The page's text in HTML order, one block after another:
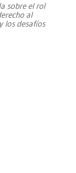
sobre el rol
al
los desafíos